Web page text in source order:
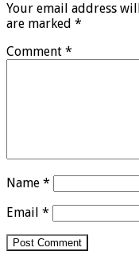
Your email address
are marked *
Comment *
Name *
Email *